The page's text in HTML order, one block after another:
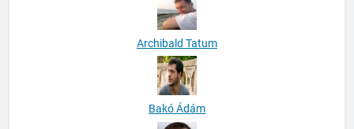
Archibald Tatum
Bakó Ádám